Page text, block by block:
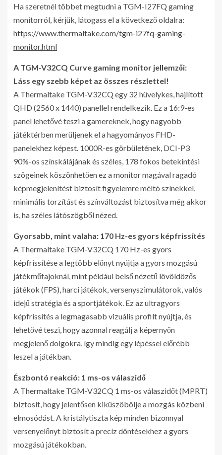
Ha szeretnél többet megtudni a TGM-I27FQ gaming
monitorról, kérjük, látogass el a következő oldalra:
https://www.thermaltake.com/tgm-i27fq-gaming-
monitor.html
A TGM-V32CQ Curve gaming monitor jellemzői:
Láss egy szebb képet az összes részlettel!
A Thermaltake TGM-V32CQ egy 32 hüvelykes, hajlított
QHD (2560 x 1440) panellel rendelkezik. Ez a 16:9-es
panel lehetővé teszi a gamereknek, hogy nagyobb
játéktérben merüljenek el a hagyományos FHD-
panelekhez képest. 1000R-es görbületének, DCI-P3
90%-os színskálájának és széles, 178 fokos betekintési
szögeinek köszönhetően ez a monitor magával ragadó
képmegjelenítést biztosít figyelemre méltó színekkel,
minimális torzítást és színváltozást biztosítva még akkor
is, ha széles látószögből nézed.
Gyorsabb, mint valaha: 170 Hz-es gyors képfrissítés
A Thermaltake TGM-V32CQ 170 Hz-es gyors
képfrissítése a legtöbb előnyt nyújtja a gyors mozgású
játékműfajoknál, mint például belső nézetű lövöldözős
játékok (FPS), harci játékok, versenyszimulátorok, valós
idejű stratégia és a sportjátékok. Ez az ultragyors
képfrissítés a legmagasabb vizuális profilt nyújtja, és
lehetővé teszi, hogy azonnal reagálj a képernyőn
megjelenő dolgokra, így mindig egy lépéssel előrébb
leszel a játékban.
Észbontó reakció: 1 ms-os válaszidő
A Thermaltake TGM-V32CQ 1 ms-os válaszidőt (MPRT)
biztosít, hogy jelentősen kiküszöbölje a mozgás közbeni
elmosódást. A kristálytiszta kép minden bizonnyal
versenyelőnyt biztosít a precíz döntésekhez a gyors
mozgású játékokban.